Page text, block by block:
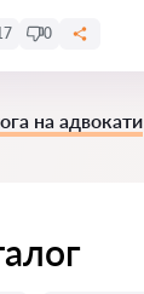
0
на адвокати